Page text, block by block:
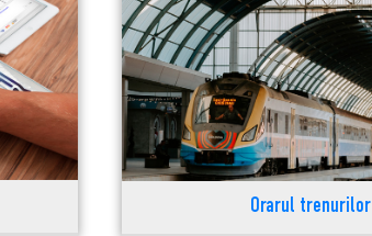
Orarul trenurilor